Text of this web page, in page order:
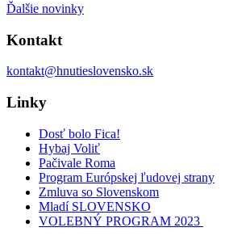
Ďalšie novinky
Kontakt
kontakt@hnutieslovensko.sk
Linky
Dosť bolo Fica!
Hybaj Voliť
Pačivale Roma
Program Európskej ľudovej strany
Zmluva so Slovenskom
Mladí SLOVENSKO
VOLEBNÝ PROGRAM 2023